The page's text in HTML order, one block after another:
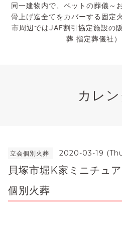
同一建物内で、ペットの葬儀～
骨上げ迄全てをカバーする固定
市周辺ではJAF割引協定施設の
葬 指定葬儀社）
カレ
立会個別火葬 2020-03-19
貝塚市堀K家ミニチュ
個別火葬